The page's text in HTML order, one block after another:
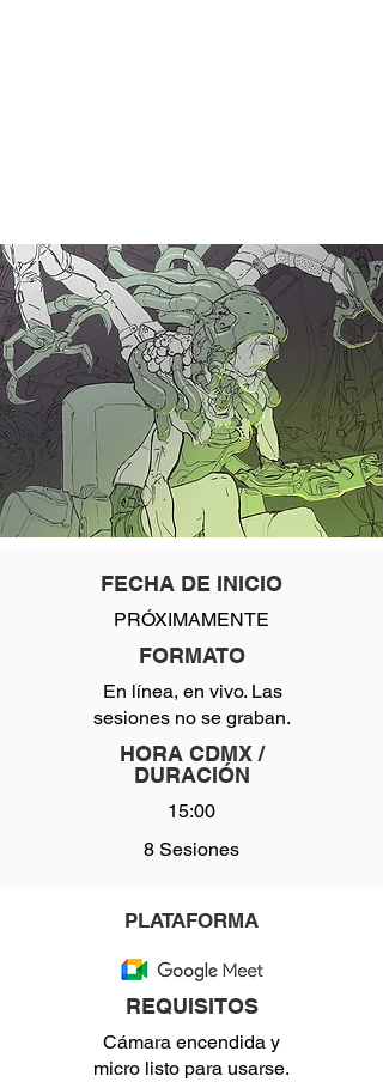
FECHA DE INICIO
PRÓXIMAMENTE
FORMATO
En línea, en vivo. Las
sesiones no se graban.
HORA CDMX /
DURACIÓN
15:00
8 Sesiones
PLATAFORMA
REQUISITOS
Cámara encendida y
micro listo para usarse.